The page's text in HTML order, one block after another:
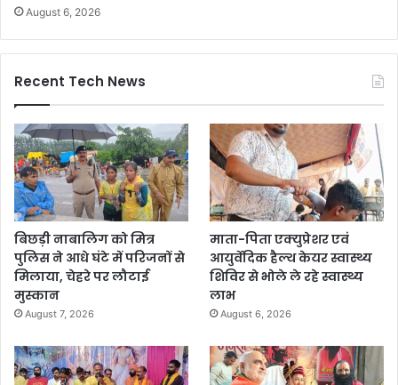
August 6, 2026
Recent Tech News
बिछड़ी नाबालिग को मित्र
पुलिस ने आधे घंटे में परिजनों से
मिलाया, चेहरे पर लौटाई
मुस्कान
August 7, 2026
माता-पिता एक्युप्रेशर एवं
आयुर्वेदिक हैल्थ केयर स्वास्थ्य
शिविर से भोले ले रहे स्वास्थ्य
लाभ
August 6, 2026